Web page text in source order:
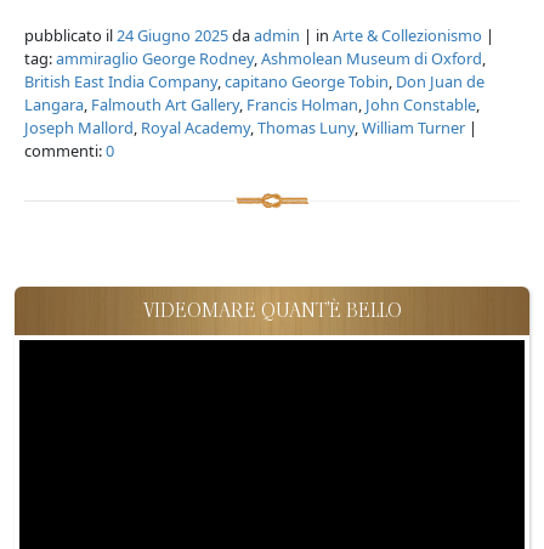
pubblicato il24 Giugno 2025daadmin | in Arte & Collezionismo |
tag:ammiraglio George Rodney,Ashmolean Museum di Oxford,
British East India Company,capitano George Tobin, Don Juan de
Langara, Falmouth Art Gallery, Francis Holman, John Constable,
Joseph Mallord, Royal Academy,Thomas Luny,William Turner |
commenti:0
VIDEOMARE QUANT'È BELLO